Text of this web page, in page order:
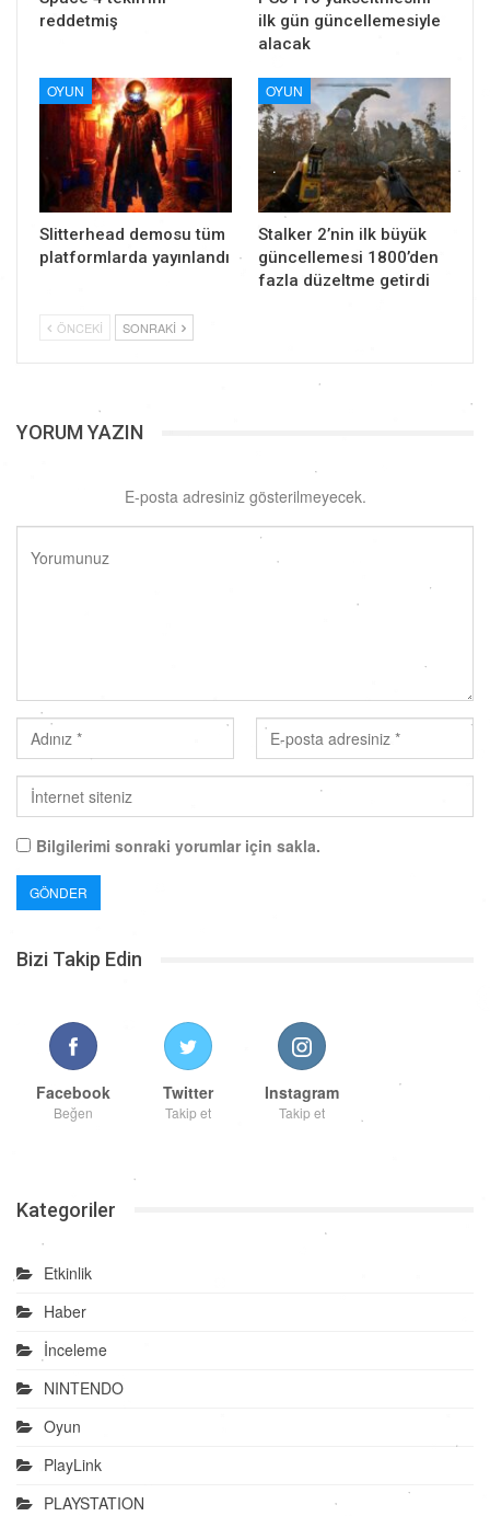
reddetmiş
ilk gün güncellemesiyle
alacak
OYUN
Slitterhead demosu tüm
platformlarda yayınlandı
OYUN
Stalker 2’nin ilk büyük
güncellemesi 1800’den
fazla düzeltme getirdi
ÖNCEKI SONRAKI
YORUM YAZIN
E-posta adresiniz gösterilmeyecek.
Bilgilerimi sonraki yorumlar için sakla.
Bizi Takip Edin
Facebook
Beğen
Twitter
Takip et
Instagram
Takip et
Kategoriler
Etkinlik
Haber
İnceleme
NINTENDO
Oyun
PlayLink
PLAYSTATION